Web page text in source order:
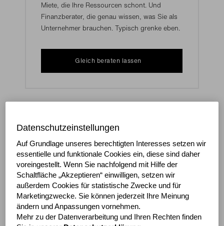
Miete, die Ihre Ressourcen schont. Und
Finanzberater, die genau wissen, was Sie als
Unternehmer brauchen. Typisch grenke eben.
Gleich beraten lassen
Atempause. Neue Technologien und neue Arbeitswelten
bei all dem finanziell handlungsfähig?
Mit grenke als Ihrem erfahrenen Finanzierungspartner.
Wir geben Ihnen mit Mietverträgen den Freiraum, den
Sie zur Entfaltung Ihrer Ideen brauchen.
Datenschutzeinstellungen
Auf Grundlage unseres berechtigten Interesses setzen wir
essentielle und funktionale Cookies ein, diese sind daher
voreingestellt. Wenn Sie nachfolgend mit Hilfe der
Schaltfläche „Akzeptieren“ einwilligen, setzen wir
außerdem Cookies für statistische Zwecke und für
Marketingzwecke. Sie können jederzeit Ihre Meinung
ändern und Anpassungen vornehmen.
Mehr zu der Datenverarbeitung und Ihren Rechten finden